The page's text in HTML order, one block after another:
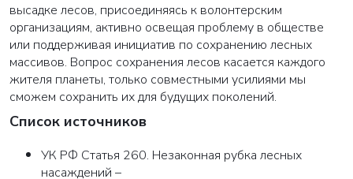
высадке лесов, присоединяясь к волонтерским
организациям, активно освещая проблему в обществе
или поддерживая инициатив по сохранению лесных
массивов. Вопрос сохранения лесов касается каждого
жителя планеты, только совместными усилиями мы
сможем сохранить их для будущих поколений.
Список источников
УК РФ Статья 260. Незаконная рубка лесных
насаждений –